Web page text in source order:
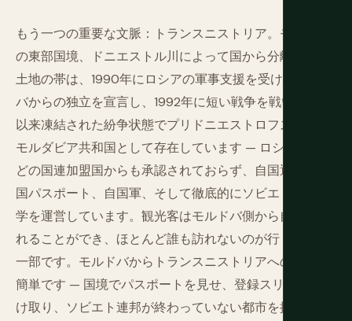
もう一つの重要な文脈：トランスニストリア。モルドバ
の東部国境、ドニエストル川によって国から分離された
土地の帯は、1990年にロシアの軍事支援を受けてモルド
バからの独立を宣言し、1992年に短い戦争を戦い、それ
以来凍結された紛争状態でプリドニエストロフスカヤ・
モルダビア共和国として存在しています — ロシアを含む
どの国連加盟国からも承認されておらず、自国通貨、自
国パスポート、自国軍、そして徹底的にソビエト的な美
学を運営しています。観光客はモルドバ側から自由に訪
れることができ、ほとんど誰も訪れないのが行く理由の
一部です。モルドバからトランスニストリアへの越境は
簡単です — 国境でパスポートを見せ、登録スリップを受
け取り、ソビエト連邦が終わっていない都市を探検し、